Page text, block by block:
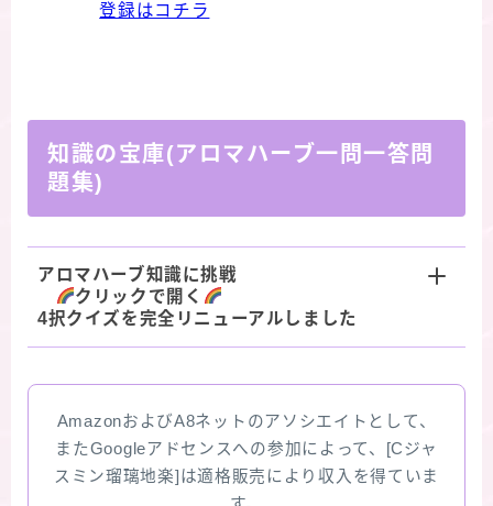
登録はコチラ
知識の宝庫(アロマハーブ一問一答問
題集)
アロマハーブ知識に挑戦
クリックで開く
4択クイズを完全リニューアルしました
AmazonおよびA8ネットのアソシエイトとして、
またGoogleアドセンスへの参加によって、[Cジャ
スミン瑠璃地楽]は適格販売により収入を得ていま